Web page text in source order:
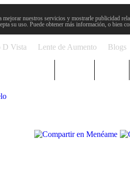
nuestros servicios y mostrarle publicidad
su uso. Puede obtener más información, o bien
D Vista Lente de Aumento Blogs